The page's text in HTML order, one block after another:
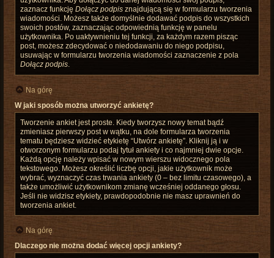
zaznacz funkcjęDołącz podpis znajdującą się w formularzu tworzenia
wiadomości. Możesz także domyślnie dodawać podpis do wszystkich
swoich postów, zaznaczając odpowiednią funkcję w panelu
użytkownika. Po uaktywnieniu tej funkcji, za każdym razem pisząc
post, możesz zdecydować o niedodawaniu do niego podpisu,
usuwając w formularzu tworzenia wiadomości zaznaczenie z pola
Dołącz podpis.
Na górę
W jaki sposób można utworzyć ankietę?
Tworzenie ankiet jest proste. Kiedy tworzysz nowy temat bądź
zmieniasz pierwszy post w wątku, na dole formularza tworzenia
tematu będziesz widzieć etykietę “Utwórz ankietę”. Kliknij ją i w
otworzonym formularzu podaj tytuł ankiety i co najmniej dwie opcje.
Każdą opcję należy wpisać w nowym wierszu widocznego pola
tekstowego. Możesz określić liczbę opcji, jakie użytkownik może
wybrać, wyznaczyć czas trwania ankiety (0 – bez limitu czasowego), a
także umożliwić użytkownikom zmianę wcześniej oddanego głosu.
Jeśli nie widzisz etykiety, prawdopodobnie nie masz uprawnień do
tworzenia ankiet.
Na górę
Dlaczego nie można dodać więcej opcji ankiety?